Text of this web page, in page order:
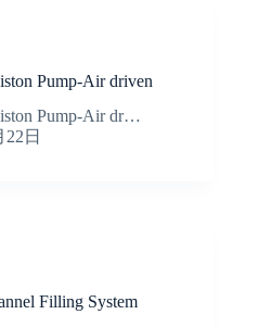
Pump-Air driven
Pump-Air dr…
22日
Filling System